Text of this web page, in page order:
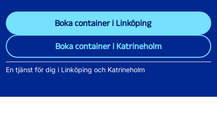
Boka container i Linköping
Boka container i Katrineholm
En tjänst för dig i Linköping och Katrineholm